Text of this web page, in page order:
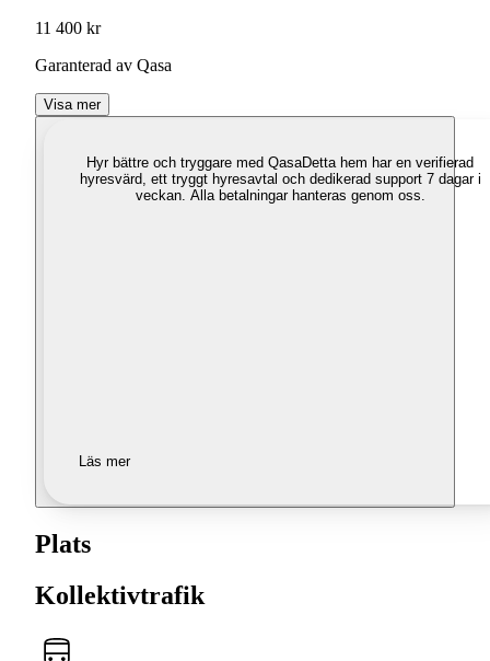
11 400 kr
Garanterad av Qasa
Visa mer
Hyr bättre och tryggare med QasaDetta hem har en verifierad
hyresvärd, ett tryggt hyresavtal och dedikerad support 7 dagar i
veckan. Alla betalningar hanteras genom oss.
Läs mer
Plats
Kollektivtrafik